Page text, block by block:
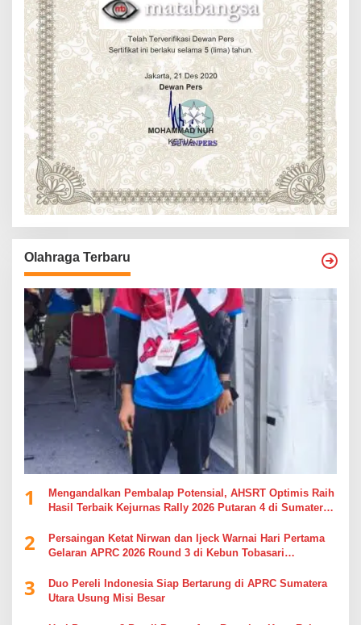
Olahraga Terbaru
1
Mengandalkan Pembalap Potensial, AHSRT Optimis Raih
Hasil Terbaik Kejurnas Rally 2026 Putaran 4 di Sumatera
2
Persaingan Ketat Nirwan dan Ijeck Warnai Hari Pertama
Gelaran APRC 2026 Round 3 di Kebun Tobasari
3
Duo Pereli Indonesia Siap Bertarung di APRC Sumatera
Utara Usung Misi Besar